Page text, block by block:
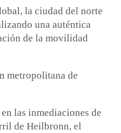
la ciudad del norte
una auténtica
de la movilidad
metropolitana de
las inmediaciones de
de Heilbronn, el